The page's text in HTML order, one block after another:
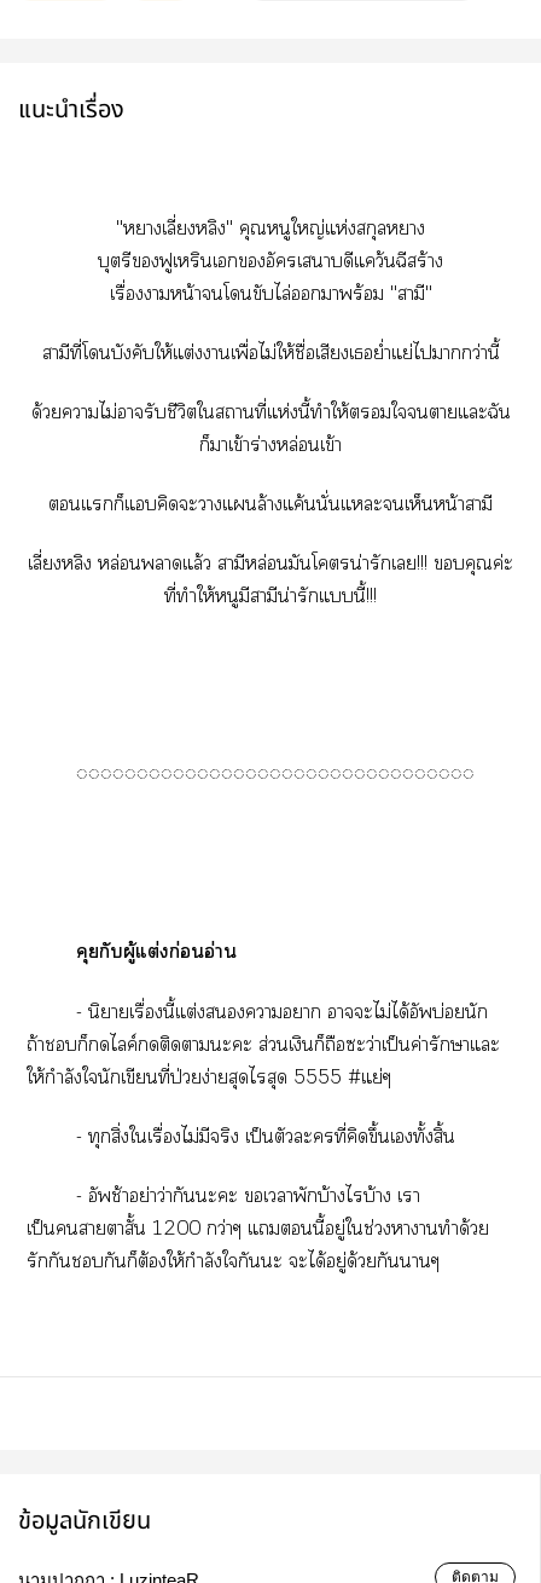
แนะนำเรื่อง
"หาเลี่ยงหลิง" คุณหนูใหญ่แห่งสกุลหา
บุตรีฟูเรินเอัครเสนาบดีแคว้นฉีสร้าง
เรื่องาหน้าโขับไล่าพร้อม "สามี"
สามีที่โบังคับให้แต่งาเพื่อไม่ให้ชื่อเสียงเย่ำแย่ไากว่านี้
ด้วยาไม่ารับชีวิตใสถานที่แห่งนี้ทำให้ใาแะฉัน
ก็าเข้าร่างหล่อนเข้า
แก็แคิดะาแล้างแค้นนั่นแะเห็นหน้าสามี
เลี่ยงหลิง หล่อนาแล้ว สามีหล่อนมันโน่ารักเ!!! คุณค่ะ
ที่ทำให้หนูมีสามีน่ารักแนี้!!!
◌◌◌◌◌◌◌◌◌◌◌◌◌◌◌◌◌◌◌◌◌◌◌◌◌◌◌◌◌◌◌◌◌
คุยกับผู้แต่งก่อนอ่าน
- นิยายเรื่องนี้แต่งาา าะไม่ได้อัพบ่อยนัก
ถ้าก็ไลค์ติดาะะ ส่วนเงินก็ถือะว่าเป็นค่ารักษาแะ
ให้กำลังในักเขียนที่ป่วยง่ายสุดไสุด 5555 #แย่ๆ
- ทุกสิ่งใเรื่องไม่มีจริง เป็นตัวะที่คิดขึ้นเทั้งสิ้น
- อัพช้าอย่าว่ากันะะ เาพักบ้างไบ้าง เา
เป็นาาสั้น 1200 กว่าๆ แนี้อยู่ใช่วงาานทำด้วย
รักกันกันก็ต้องให้กำลังใกันะ ะได้อยู่ด้วยกันาๆ
ข้อมูลนักเขียน
ติดตาม